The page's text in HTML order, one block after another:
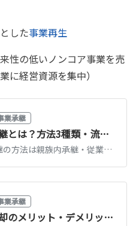
した事業再生
性の低いノンコア事業を売
に経営資源を集中）
業承継
事業承継とは？方法3種類・流れ・税金・支援制度をわかりやすく解説【2026年版】
事業承継の方法は親族内承継・従業員承継・M&Aの3種類。それぞれの流れとメリット、事業承継税制・補助金など2026年時点の支援制度、かかる税金を図解で解説します。
業承継
会社売却のメリット・デメリット｜相場・従業員への影響・事例を解説